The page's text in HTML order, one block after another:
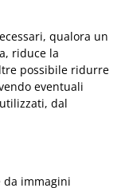
qualora un
riduce la
possibile ridurre
eventuali
dal
da immagini